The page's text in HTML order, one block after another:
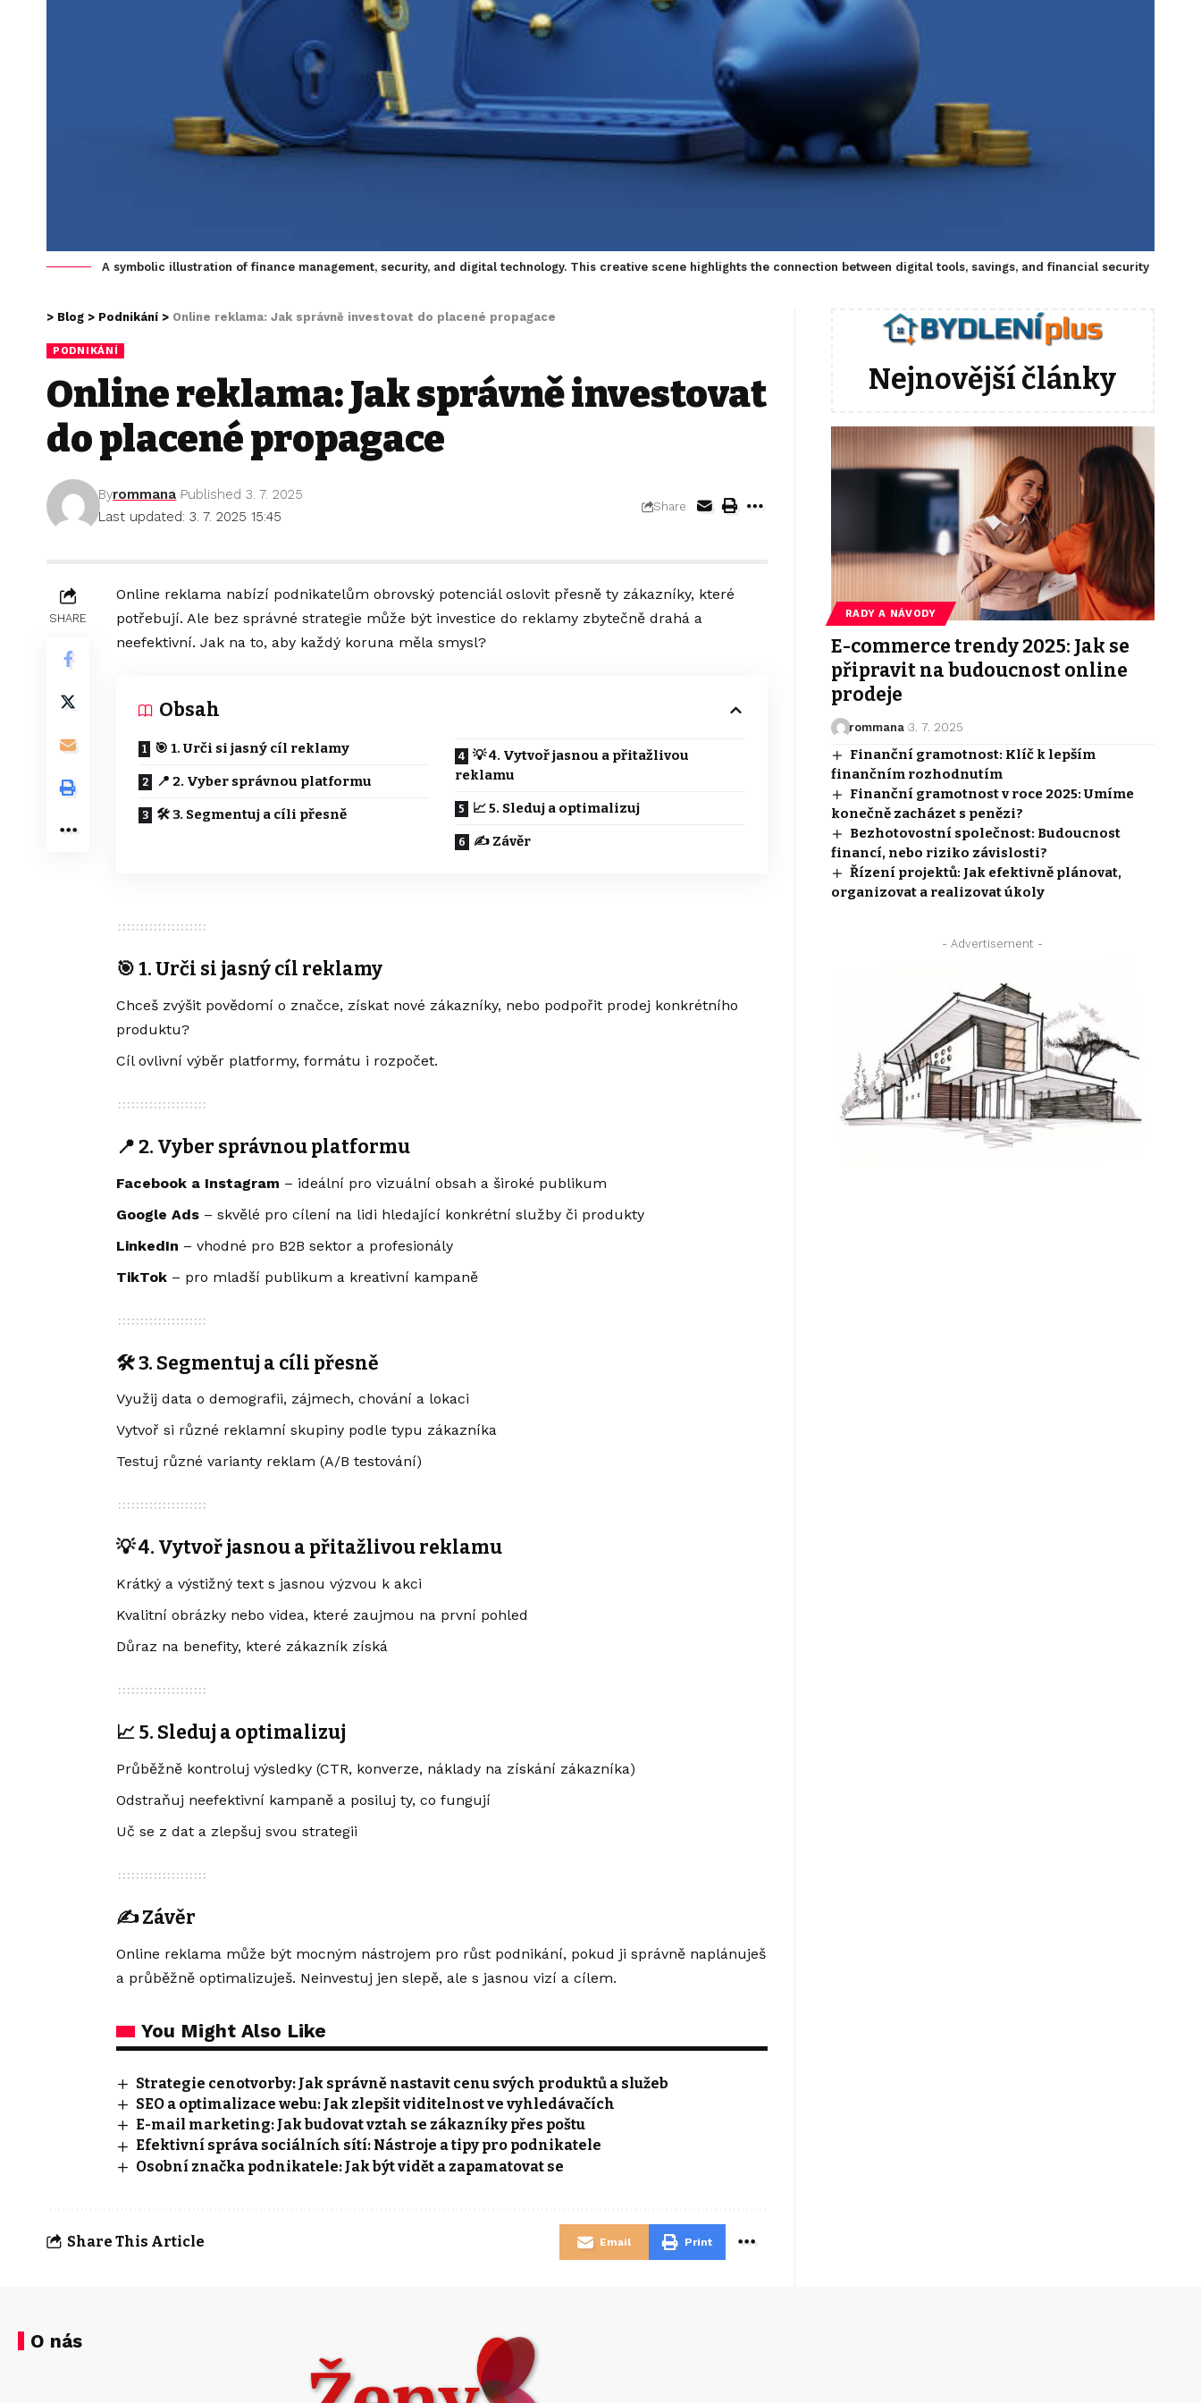
A symbolic illustration of finance management, security, and digital technology. This creative scene highlights the connection between digital tools, savings, and financial security
> Blog > Podnikání > Online reklama: Jak správně investovat do placené propagace
PODNIKÁNÍ
Online reklama: Jak správně investovat
do placené propagace
Last updated: 3. 7. 2025 15:45
Byrommana Published 3. 7. 2025
Share
SHARE
Online reklama nabízí podnikatelům obrovský potenciál oslovit přesně ty zákazníky, které
potřebují. Ale bez správné strategie může být investice do reklamy zbytečně drahá a
neefektivní. Jak na to, aby každý koruna měla smysl?
Obsah
🎯 1. Urči si jasný cíl reklamy
📍 2. Vyber správnou platformu
🛠️ 3. Segmentuj a cíli přesně
💡 4. Vytvoř jasnou a přitažlivou
reklamu
📈 5. Sleduj a optimalizuj
✍️ Závěr
🎯 1. Urči si jasný cíl reklamy
Chceš zvýšit povědomí o značce, získat nové zákazníky, nebo podpořit prodej konkrétního
produktu?
Cíl ovlivní výběr platformy, formátu i rozpočet.
📍 2. Vyber správnou platformu
Facebook a Instagram – ideální pro vizuální obsah a široké publikum
Google Ads – skvělé pro cílení na lidi hledající konkrétní služby či produkty
LinkedIn – vhodné pro B2B sektor a profesionály
TikTok – pro mladší publikum a kreativní kampaně
🛠️ 3. Segmentuj a cíli přesně
Využij data o demografii, zájmech, chování a lokaci
Vytvoř si různé reklamní skupiny podle typu zákazníka
Testuj různé varianty reklam (A/B testování)
💡 4. Vytvoř jasnou a přitažlivou reklamu
Krátký a výstižný text s jasnou výzvou k akci
Kvalitní obrázky nebo videa, které zaujmou na první pohled
Důraz na benefity, které zákazník získá
📈 5. Sleduj a optimalizuj
Průběžně kontroluj výsledky (CTR, konverze, náklady na získání zákazníka)
Odstraňuj neefektivní kampaně a posiluj ty, co fungují
Uč se z dat a zlepšuj svou strategii
✍️ Závěr
Online reklama může být mocným nástrojem pro růst podnikání, pokud ji správně naplánuješ
a průběžně optimalizuješ. Neinvestuj jen slepě, ale s jasnou vizí a cílem.
You Might Also Like
Strategie cenotvorby: Jak správně nastavit cenu svých produktů a služeb
SEO a optimalizace webu: Jak zlepšit viditelnost ve vyhledávačích
E-mail marketing: Jak budovat vztah se zákazníky přes poštu
Efektivní správa sociálních sítí: Nástroje a tipy pro podnikatele
Osobní značka podnikatele: Jak být vidět a zapamatovat se
Share This Article Email Print
Nejnovější články
RADY A NÁVODY
E-commerce trendy 2025: Jak se
připravit na budoucnost online
prodeje
rommana 3. 7. 2025
Finanční gramotnost: Klíč k lepším
finančním rozhodnutím
Finanční gramotnost v roce 2025: Umíme
konečně zacházet s penězi?
Bezhotovostní společnost: Budoucnost
financí, nebo riziko závislosti?
Řízení projektů: Jak efektivně plánovat,
organizovat a realizovat úkoly
- Advertisement -
O nás